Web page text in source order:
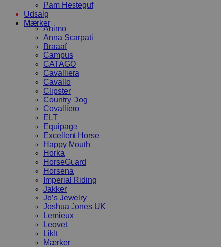
Pam Hesteguf
Udsalg
Mærker
Animo
Anna Scarpati
Braaaf
Campus
CATAGO
Cavalliera
Cavallo
Clipster
Country Dog
Covalliero
ELT
Equipage
Excellent Horse
Happy Mouth
Horka
HorseGuard
Horsena
Imperial Riding
Jakker
Jo’s Jewelry
Joshua Jones UK
Lemieux
Leovet
LikIt
Mærker